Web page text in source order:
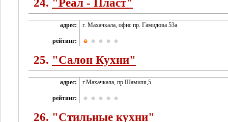
24. "Реал - Пласт"
адрес: г. Махачкала, офис пр. Гамидова 53а
рейтинг:
25. "Салон Кухни"
адрес: г.Махачкала, пр.Шамиля,5
рейтинг:
26. "Стильные кухни"